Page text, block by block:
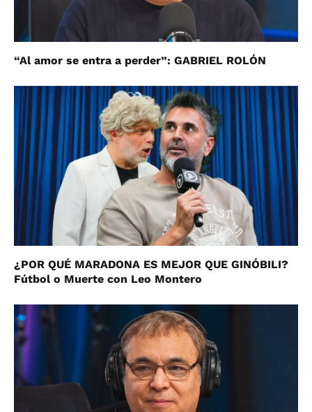
“Al amor se entra a perder”: GABRIEL ROLÓN
¿POR QUÉ MARADONA ES MEJOR QUE GINÓBILI?
Fútbol o Muerte con Leo Montero